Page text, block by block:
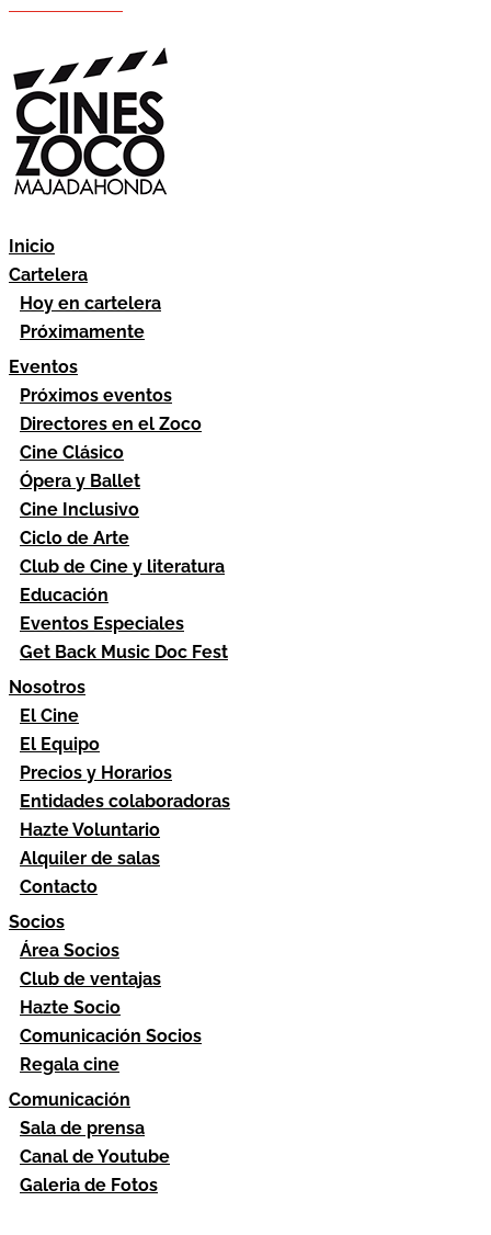
Inicio
Cartelera
Hoy en cartelera
Próximamente
Eventos
Próximos eventos
Directores en el Zoco
Cine Clásico
Ópera y Ballet
Cine Inclusivo
Ciclo de Arte
Club de Cine y literatura
Educación
Eventos Especiales
Get Back Music Doc Fest
Nosotros
El Cine
El Equipo
Precios y Horarios
Entidades colaboradoras
Hazte Voluntario
Alquiler de salas
Contacto
Socios
Área Socios
Club de ventajas
Hazte Socio
Comunicación Socios
Regala cine
Comunicación
Sala de prensa
Canal de Youtube
Galeria de Fotos